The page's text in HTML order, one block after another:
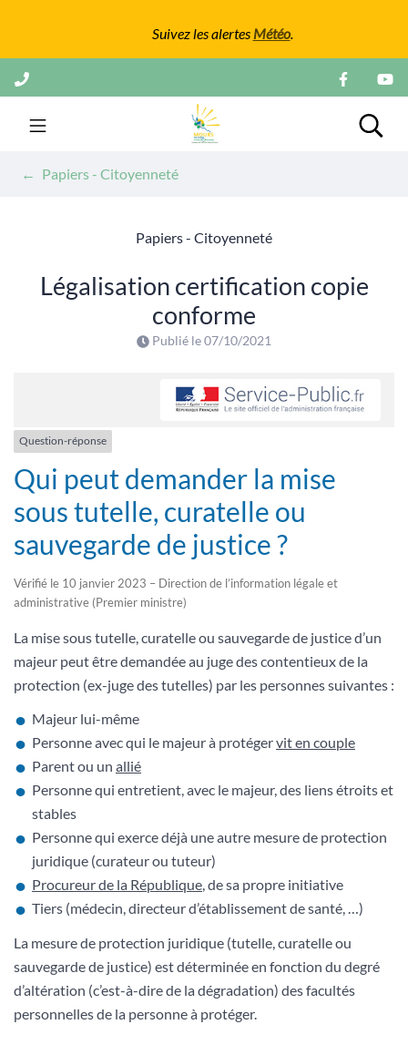
Suivez les alertes Météo.
Aller
au
contenu
Mairie de Mours
Papiers - Citoyenneté
Papiers - Citoyenneté
Légalisation certification copie
conforme
Publié le07/10/2021
Question-réponse
Qui peut demander la mise
sous tutelle, curatelle ou
sauvegarde de justice ?
Vérifié le 10 janvier 2023 – Direction de l’information légale et
administrative (Premier ministre)
La mise sous tutelle, curatelle ou sauvegarde de justice d’un
majeur peut être demandée au juge des contentieux de la
protection (ex-juge des tutelles) par les personnes suivantes :
Majeur lui-même
Personne avec qui le majeur à protégervit en couple
Parent ou un allié
Personne qui entretient, avec le majeur, des liens étroits et
stables
Personne qui exerce déjà une autre mesure de protection
juridique (curateur ou tuteur)
Procureur de la République, de sa propre initiative
Tiers (médecin, directeur d’établissement de santé, …)
La mesure de protection juridique (tutelle, curatelle ou
sauvegarde de justice) est déterminée en fonction du degré
d’altération (c’est-à-dire de la dégradation) des facultés
personnelles de la personne à protéger.